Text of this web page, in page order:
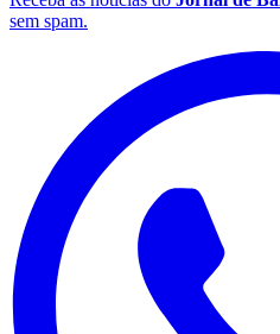
Botafogo
sem spam.